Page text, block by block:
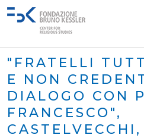
"FRATELLI
E NON
DIALOGO CON
FRANCESCO",